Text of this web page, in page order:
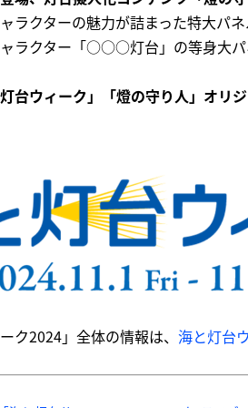
ラクターの魅力が詰まった特大パ
ャラクター「○○○灯台」の等身大
台ウィーク」「燈の守り人」オリ
ク2024」全体の情報は、 海と灯台